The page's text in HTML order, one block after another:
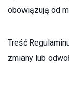
obowiązują od
Treść
zmiany lub